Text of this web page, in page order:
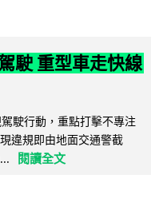
駛 重型車走快線
駛行動，重點打擊不專注
違規即由地面交通警截
閱讀全文